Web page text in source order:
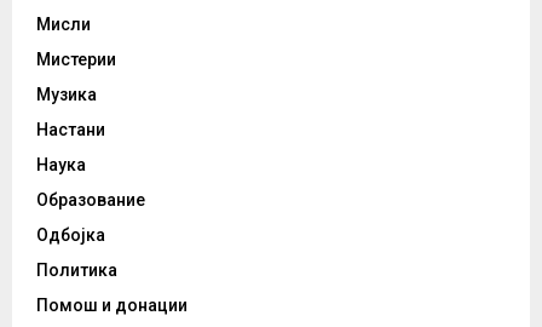
Мисли
Мистерии
Музика
Настани
Наука
Образование
Одбојка
Политика
Помош и донации